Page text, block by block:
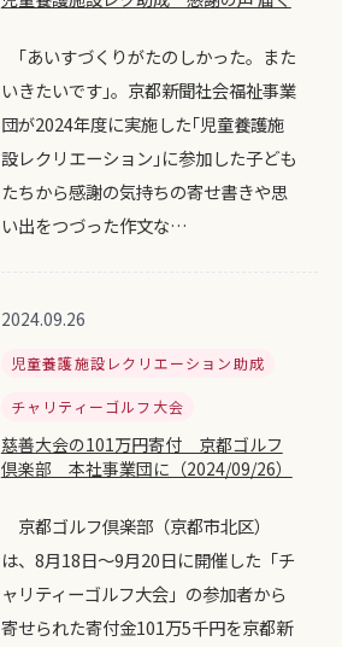
｢あいすづくりがたのしかった。また
いきたいです｣。京都新聞社会福祉事業
団が2024年度に実施した｢児童養護施
設レクリエーション｣に参加した子ども
たちから感謝の気持ちの寄せ書きや思
い出をつづった作文な…
2024.09.26
児童養護施設レクリエーション助成
チャリティーゴルフ大会
慈善大会の101万円寄付 京都ゴルフ
倶楽部 本社事業団に（2024/09/26）
京都ゴルフ倶楽部（京都市北区）
は、8月18日～9月20日に開催した「チ
ャリティーゴルフ大会」の参加者から
寄せられた寄付金101万5千円を京都新